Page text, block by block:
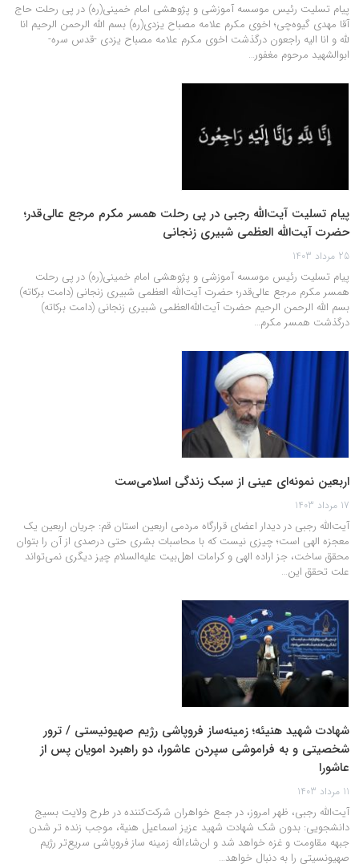
پیام تسلیت رئیس موسسه آموزشی و پژوهشی امام خمینی(ره) در پی رحلت حاج
آقا مهدی گیوه‌چی؛ اخوی مکرم علامه مصباح یزدی(ره) بسم الله الرحمن الرحیم انا
لله و انا الیه راجعون درگذشت اخوی مکرم علامه مصباح یزدی -قدس سره-
ابوالشهيد مرحوم مغفور…
پیام تسلیت آیت‌الله رجبی در پی رحلت همسر مکرم مرجع‌ عالی‌قدر؛
حضرت آیت‌الله العظمی شبیری زنجانی
25 مرداد 1403
پیام تسلیت رئیس موسسه آموزشی و پژوهشی امام خمینی(ره) در پی رحلت
همسر مکرم مرجع‌ عالی‌قدر؛ حضرت آیت‌الله العظمی شبیری زنجانی (دامت برکاته)
بسم الله الرحمن الرحیم حضرت آیت‌الله‌العظمی شبیری زنجانی (دامت برکاته)
درگذشت همسر مکرم…
اربعین نمونه‌ای عینی از سبک زندگی اسلامی‌ست
17 مرداد 1403
آیت‌الله رجبی در دیدار اعضای قرارگاه مردمی اربعین استان قم: جریان اربعین یک
معجزه الهی است؛ چیزی نیست که با محاسبات بشری حتی درصدی از آن را بتوان
محقق ساخت، جز اراده الهی و کرامات اهل‌بیت علیه‌السلام چیز دیگری نمی‌تواند
علت تحقق این…
شهادت شهید هنیئه؛ زمینه‌ساز فروپاشی رژیم صهیونیستی / ترور
شخصیتی و به فراموشی سپردن عاشورا، دو راهبرد امویان پس از
عاشورا
11 مرداد 1403
آیت‌الله رجبی، ظهر امروز، در جمع خواهران شرکت‌کننده در طرح ولایت بسیج
دانشجویی: بدون شک شهادت شهید عزیز اسماعيل هنية، موجب زنده تر شدن
جبهه مقاومت و غزه خواهد شد و ان‌شاءالله زمینه ساز فروپاشی سریع‌تر رژیم
صهیونسیتی را به دنبال خواهد…